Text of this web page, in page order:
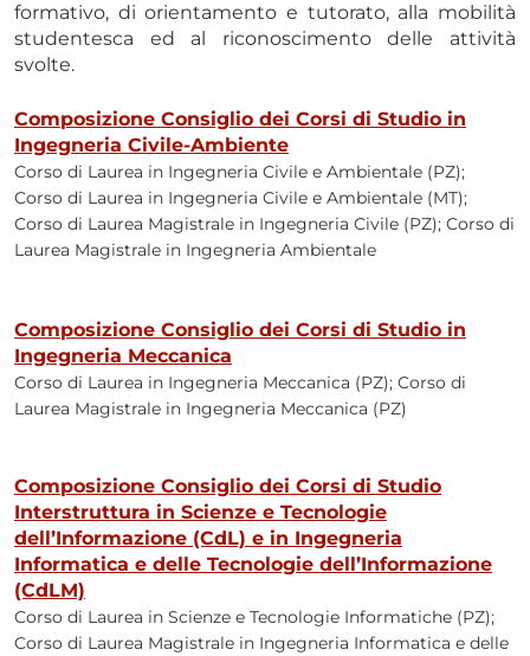
formativo, di orientamento e tutorato, alla mobilità
studentesca ed al riconoscimento delle attività
svolte.
Composizione Consiglio dei Corsi di Studio in
Ingegneria Civile-Ambiente
Corso di Laurea in Ingegneria Civile e Ambientale (PZ);
Corso di Laurea in Ingegneria Civile e Ambientale (MT);
Corso di Laurea Magistrale in Ingegneria Civile (PZ); Corso di
Laurea Magistrale in Ingegneria Ambientale
Composizione Consiglio dei Corsi di Studio in
Ingegneria Meccanica
Corso di Laurea in Ingegneria Meccanica (PZ); Corso di
Laurea Magistrale in Ingegneria Meccanica (PZ)
Composizione Consiglio dei Corsi di Studio
Interstruttura in Scienze e Tecnologie
dell’Informazione (CdL) e in Ingegneria
Informatica e delle Tecnologie dell’Informazione
(CdLM)
Corso di Laurea in Scienze e Tecnologie Informatiche (PZ);
Corso di Laurea Magistrale in Ingegneria Informatica e delle